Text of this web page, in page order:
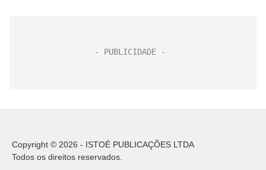
Copyright © 2026 - ISTOÉ PUBLICAÇÕES LTDA
Todos os direitos reservados.